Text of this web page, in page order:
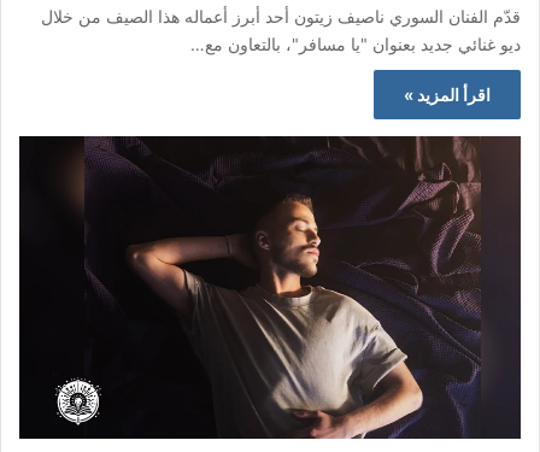
قدّم الفنان السوري ناصيف زيتون أحد أبرز أعماله هذا الصيف من خلال
ديو غنائي جديد بعنوان "يا مسافر"، بالتعاون مع…
اقرأ المزيد »